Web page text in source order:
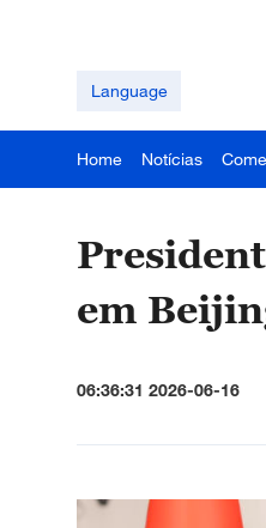
Language
Home Notícias
em
06:36:31 2026-06-16